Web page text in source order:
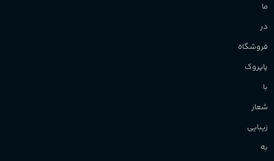
ما
در
فروشگاه
پاپروک
با
شعار
زیبایی
به